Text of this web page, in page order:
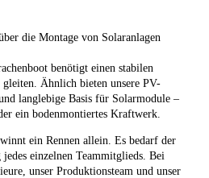
die Montage von Solaranlagen
benötigt einen stabilen
Ähnlich bieten unsere PV-
langlebige Basis für Solarmodule –
ein bodenmontiertes Kraftwerk.
ein Rennen allein. Es bedarf der
einzelnen Teammitglieds. Bei
unser Produktionsteam und unser